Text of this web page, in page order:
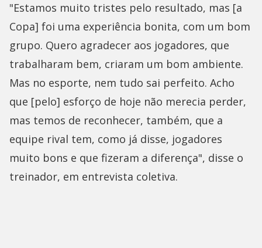
"Estamos muito tristes pelo resultado, mas [a
Copa] foi uma experiência bonita, com um bom
grupo. Quero agradecer aos jogadores, que
trabalharam bem, criaram um bom ambiente.
Mas no esporte, nem tudo sai perfeito. Acho
que [pelo] esforço de hoje não merecia perder,
mas temos de reconhecer, também, que a
equipe rival tem, como já disse, jogadores
muito bons e que fizeram a diferença", disse o
treinador, em entrevista coletiva.